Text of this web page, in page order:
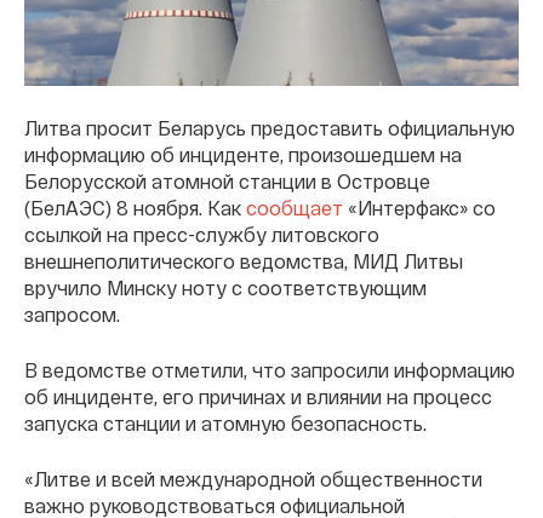
Литва просит Беларусь предоставить официальную
информацию об инциденте, произошедшем на
Белорусской атомной станции в Островце
(БелАЭС) 8 ноября. Как сообщает «Интерфакс» со
ссылкой на пресс-службу литовского
внешнеполитического ведомства, МИД Литвы
вручило Минску ноту с соответствующим
запросом.
В ведомстве отметили, что запросили информацию
об инциденте, его причинах и влиянии на процесс
запуска станции и атомную безопасность.
«Литве и всей международной общественности
важно руководствоваться официальной